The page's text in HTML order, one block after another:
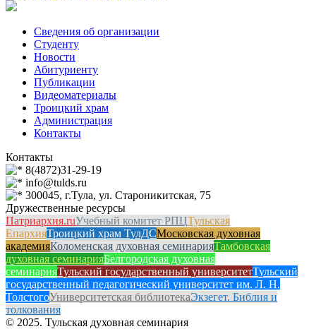
Сведения об организации
Студенту
Новости
Абитуриенту
Публикации
Видеоматериалы
Троицкий храм
Администрация
Контакты
Контакты
8(4872)31-29-19
info@tulds.ru
300045, г.Тула, ул. Староникитская, 75
Дружественные ресурсы
Патриархия.ruУчебный комитет РПЦТульская
ЕпархияТроицкий храм ТулДСМосковская духовная
академияКоломенская духовная семинарияТамбовская
духовная семинарияБелгородская духовная
семинарияТульский государственный университетТульский
государственный педагогический университет им. Л. Н.
ТолстогоУниверситетская библиотекаЭкзегет. Библия и
толкования
© 2025. Тульская духовная семинария